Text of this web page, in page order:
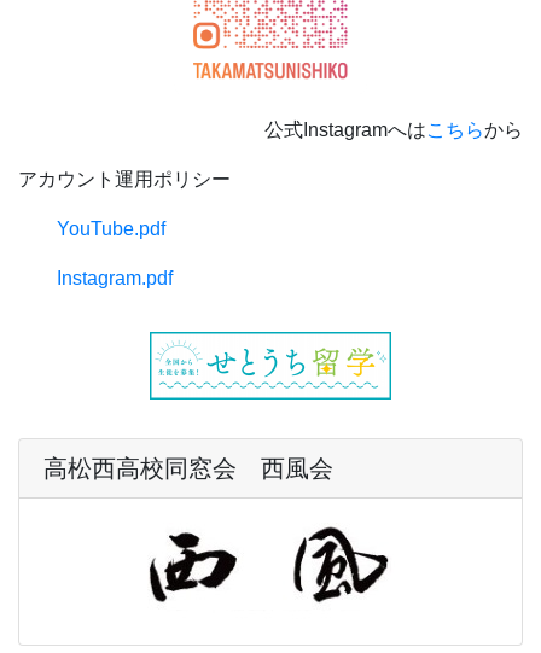
公式Instagramへはこちらから
アカウント運用ポリシー
YouTube.pdf
Instagram.pdf
高松西高校同窓会 西風会